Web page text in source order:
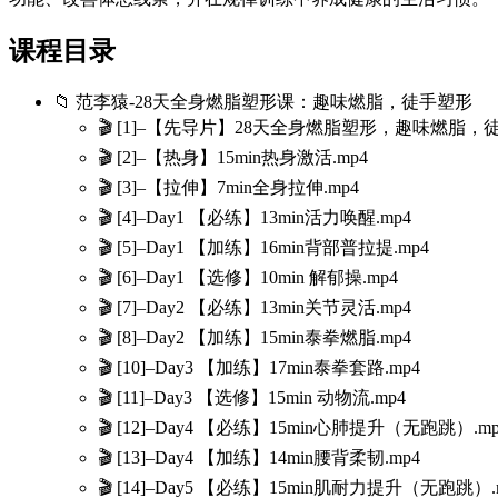
课程目录
📁 范李猿-28天全身燃脂塑形课：趣味燃脂，徒手塑形
🎬 [1]–【先导片】28天全身燃脂塑形，趣味燃脂，
🎬 [2]–【热身】15min热身激活.mp4
🎬 [3]–【拉伸】7min全身拉伸.mp4
🎬 [4]–Day1 【必练】13min活力唤醒.mp4
🎬 [5]–Day1 【加练】16min背部普拉提.mp4
🎬 [6]–Day1 【选修】10min 解郁操.mp4
🎬 [7]–Day2 【必练】13min关节灵活.mp4
🎬 [8]–Day2 【加练】15min泰拳燃脂.mp4
🎬 [10]–Day3 【加练】17min泰拳套路.mp4
🎬 [11]–Day3 【选修】15min 动物流.mp4
🎬 [12]–Day4 【必练】15min心肺提升（无跑跳）
🎬 [13]–Day4 【加练】14min腰背柔韧.mp4
🎬 [14]–Day5 【必练】15min肌耐力提升（无跑跳）